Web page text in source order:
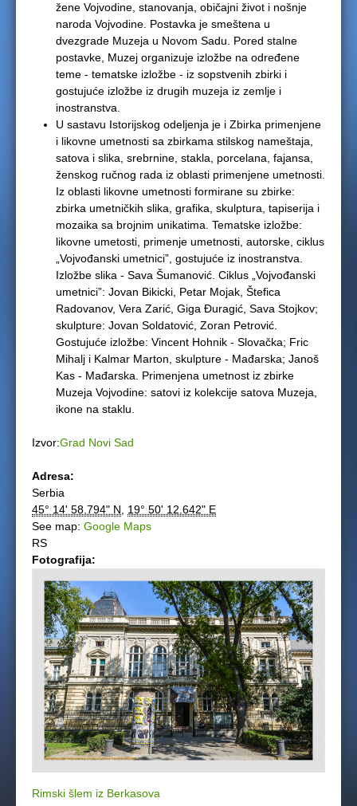
žene Vojvodine, stanovanja, običajni život i nošnje
naroda Vojvodine. Postavka je smeštena u
dvezgrade Muzeja u Novom Sadu. Pored stalne
postavke, Muzej organizuje izložbe na određene
teme - tematske izložbe - iz sopstvenih zbirki i
gostujuće izložbe iz drugih muzeja iz zemlje i
inostranstva.
U sastavu Istorijskog odeljenja je i Zbirka primenjene
i likovne umetnosti sa zbirkama stilskog nameštaja,
satova i slika, srebrnine, stakla, porcelana, fajansa,
ženskog ručnog rada iz oblasti primenjene umetnosti.
Iz oblasti likovne umetnosti formirane su zbirke:
zbirka umetničkih slika, grafika, skulptura, tapiserija i
mozaika sa brojnim unikatima. Tematske izložbe:
likovne umetosti, primenje umetnosti, autorske, ciklus
„Vojvođanski umetnici”, gostujuće iz inostranstva.
Izložbe slika - Sava Šumanović. Ciklus „Vojvođanski
umetnici”: Jovan Bikicki, Petar Mojak, Štefica
Radovanov, Vera Zarić, Giga Đuragić, Sava Stojkov;
skulpture: Jovan Soldatović, Zoran Petrović.
Gostujuće izložbe: Vincent Hohnik - Slovačka; Fric
Mihalj i Kalmar Marton, skulpture - Mađarska; Janoš
Kas - Mađarska. Primenjena umetnost iz zbirke
Muzeja Vojvodine: satovi iz kolekcije satova Muzeja,
ikone na staklu.
Izvor:Grad Novi Sad
Adresa:
Serbia
45° 14' 58.794" N
19° 50' 12.642" E
See map: Google Maps
RS
Fotografija:
Rimski šlem iz Berkasova